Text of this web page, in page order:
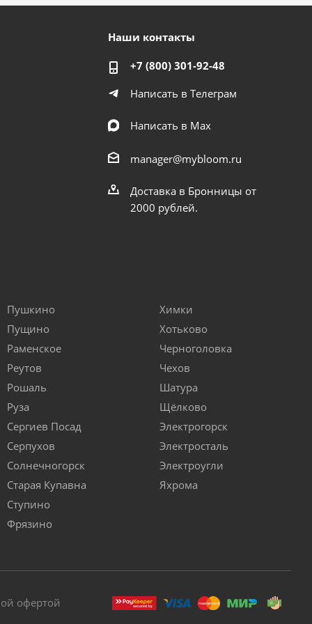
Наши контакты
+7 (800) 301-92-48
Написать в Телеграм
Написать в Мах
manager@mybloom.ru
Доставка в Бронницы от
2000 рублей.
Пушкино
Пущино
Раменское
Реутов
Рошаль
Руза
Сергиев Посад
Серпухов
Солнечногорск
Старая Купавна
Ступино
Фрязино
Химки
Хотьково
Черноголовка
Чехов
Шатура
Щёлково
Электрогорск
Электросталь
Электроугли
Яхрома
офертой